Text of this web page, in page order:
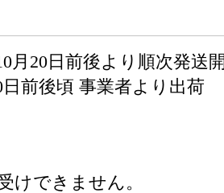
月20日前後より順次発送
前後頃 事業者より出荷
けできません。